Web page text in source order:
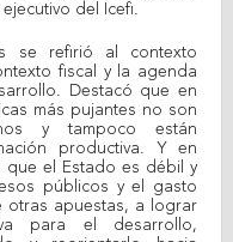
del Icefi.
se refirió al contexto
fiscal y la agenda
Destacó que en
más pujantes no son
y tampoco están
productiva. Y en
que el Estado es débil y
públicos y el gasto
otras apuestas, a lograr
para el desarrollo,